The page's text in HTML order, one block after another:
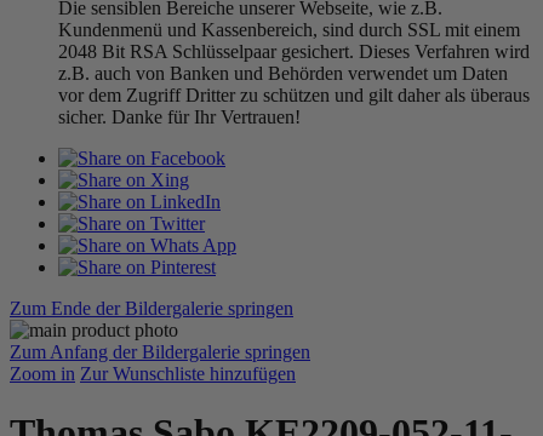
Die sensiblen Bereiche unserer Webseite, wie z.B.
Kundenmenü und Kassenbereich, sind durch SSL mit einem
2048 Bit RSA Schlüsselpaar gesichert. Dieses Verfahren wird
z.B. auch von Banken und Behörden verwendet um Daten
vor dem Zugriff Dritter zu schützen und gilt daher als überaus
sicher. Danke für Ihr Vertrauen!
Zum Ende der Bildergalerie springen
Zum Anfang der Bildergalerie springen
Zoom in Zur Wunschliste hinzufügen